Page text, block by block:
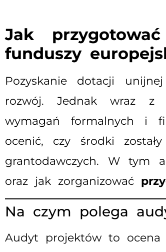
Jak
funduszy
Pozyskanie dotacji
rozwój. Jednak wraz z
wymagań formalnych i
ocenić, czy środki
grantodawczych. W tym
oraz jak zorganizować
Na czym polega
Audyt projektów to ocena